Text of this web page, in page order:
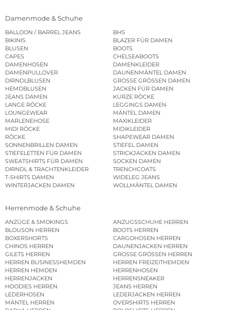
Damenmode & Schuhe
BALLOON / BARREL JEANS
BHS
BIKINIS
BLAZER FÜR DAMEN
BLUSEN
BOOTS
CAPES
CHELSEABOOTS
DAMENHOSEN
DAMENKLEIDER
DAMENPULLOVER
DAUNENMÄNTEL DAMEN
DIRNDLBLUSEN
GROSSE GRÖSSEN DAMEN
HEMDBLUSEN
JACKEN FÜR DAMEN
JEANS DAMEN
KURZE RÖCKE
LANGE RÖCKE
LEGGINGS DAMEN
LOUNGEWEAR
MÄNTEL DAMEN
MARLENEHOSE
MAXIKLEIDER
MIDI RÖCKE
MIDIKLEIDER
RÖCKE
SHAPEWEAR DAMEN
SONNENBRILLEN DAMEN
STIEFEL DAMEN
STIEFELETTEN FÜR DAMEN
STRICKJACKEN DAMEN
SWEATSHIRTS FÜR DAMEN
SOCKEN DAMEN
DIRNDL & TRACHTENKLEIDER
TRENCHCOATS
T-SHIRTS DAMEN
WIDELEG JEANS
WINTERJACKEN DAMEN
WOLLMÄNTEL DAMEN
Herrenmode & Schuhe
ANZÜGE & SMOKINGS
ANZUGSSCHUHE HERREN
BLOUSON HERREN
BOOTS HERREN
BOXERSHORTS
CARGOHOSEN HERREN
CHINOS HERREN
DAUNENJACKEN HERREN
GILETS HERREN
GROSSE GRÖSSEN HERREN
HERREN BUSINESSHEMDEN
HERREN FREIZEITHEMDEN
HERREN HEMDEN
HERRENHOSEN
HERRENJACKEN
HERRENSNEAKER
HOODIES HERREN
JEANS HERREN
LEDERHOSEN
LEDERJACKEN HERREN
MÄNTEL HERREN
OVERSHIRTS HERREN